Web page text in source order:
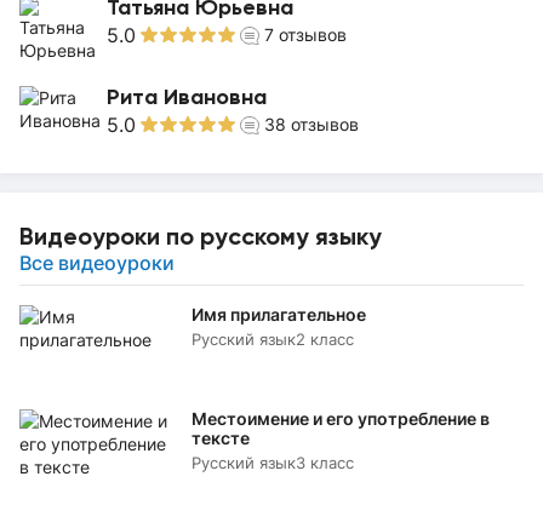
Татьяна Юрьевна
5.0 7 отзывов
Рита Ивановна
5.0 38 отзывов
Видеоуроки по русскому языку
Все видеоуроки
Имя прилагательное
Русский язык2 класс
Местоимение и его употребление в
тексте
Русский язык3 класс